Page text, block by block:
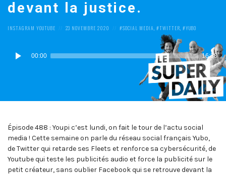
devant la justice.
POSTED
INSTAGRAM YOUTUBE
POSTED
23 NOVEMBRE 2020
POSTED
SOCIAL MEDIA, TWITTER, YUBO
Lecteur
audio
00:00 16:38
Épisode 488 : Youpi c’est lundi, on fait le tour de l’actu social
media ! Cette semaine on parle du réseau social français Yubo,
de Twitter qui retarde ses Fleets et renforce sa cybersécurité, de
Youtube qui teste les publicités audio et force la publicité sur le
petit créateur, sans oublier Facebook qui se retrouve devant la